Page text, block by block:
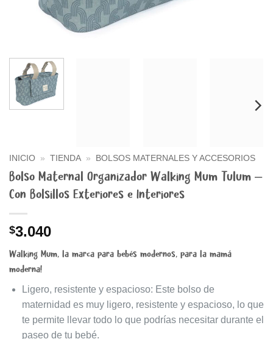
INICIO » TIENDA » BOLSOS MATERNALES Y ACCESORIOS
Bolso Maternal Organizador Walking Mum Tulum –
Con Bolsillos Exteriores e Interiores
$3.040
Walking Mum, la marca para bebés modernos, para la mamá
moderna!
Ligero, resistente y espacioso: Este bolso de
maternidad es muy ligero, resistente y espacioso, lo que
te permite llevar todo lo que podrías necesitar durante el
paseo de tu bebé.